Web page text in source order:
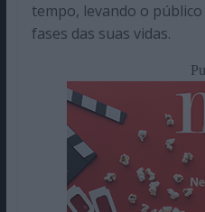
tempo, levando o
fases das suas vidas.